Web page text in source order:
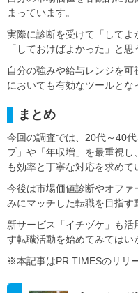
まっています。
実際に診断を受けて「してよ
「しておけばよかった」と
自分の強みや給与レンジを
においても有効なツールとな
まとめ
今回の調査では、20代～40
プ」や「年収増」を最重視
も効率と丁寧な対応を求めて
今後は市場価値診断やオフ
みにマッチした転職を目指す
新サービス「イチヅケ」も
す転職活動を始めてみてはい
※本記事はPR TIMESのリリ